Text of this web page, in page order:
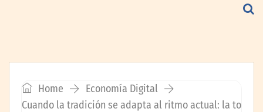
Home
Economía Digital
Cuando la tradición se adapta al ritmo actual: la to